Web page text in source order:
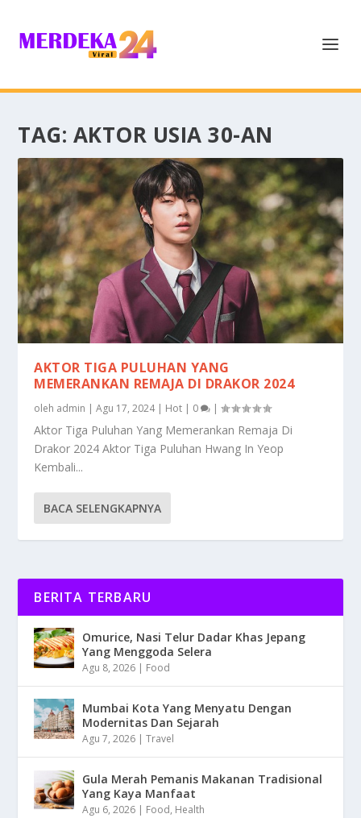
TAG: AKTOR USIA 30-AN
AKTOR TIGA PULUHAN YANG
MEMERANKAN REMAJA DI DRAKOR 2024
oleh admin |Agu 17, 2024| Hot | 0 |
Aktor Tiga Puluhan Yang Memerankan Remaja Di
Drakor 2024 Aktor Tiga Puluhan Hwang In Yeop
Kembali...
BACA SELENGKAPNYA
BERITA TERBARU
Omurice, Nasi Telur Dadar Khas Jepang
Yang Menggoda Selera
Agu 8, 2026 | Food
Mumbai Kota Yang Menyatu Dengan
Modernitas Dan Sejarah
Agu 7, 2026 |Travel
Gula Merah Pemanis Makanan Tradisional
Yang Kaya Manfaat
Agu 6, 2026 | Food, Health